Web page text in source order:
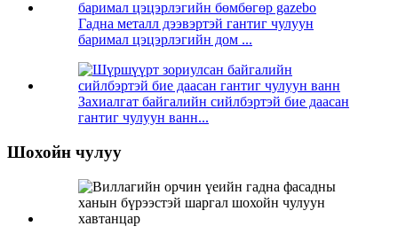
Гадна металл дээвэртэй гантиг чулуун
баримал цэцэрлэгийн дом ...
Захиалгат байгалийн сийлбэртэй бие даасан
гантиг чулуун ванн...
Шохойн чулуу